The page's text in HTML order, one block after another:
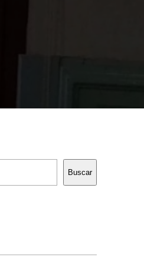
Buscar